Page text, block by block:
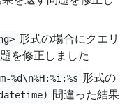
形式の場合にクエリ
を修正しました
%d\n%H:%i:%s 形式の
間違った結果